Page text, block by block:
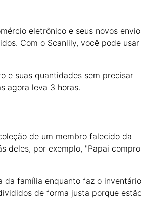
eletrônico e seus novos
Com o Scanlily, você pode usar
e suas quantidades sem precisar
agora leva 3 horas.
de um membro falecido da
deles, por exemplo, "Papai
da família enquanto faz o
de forma justa porque